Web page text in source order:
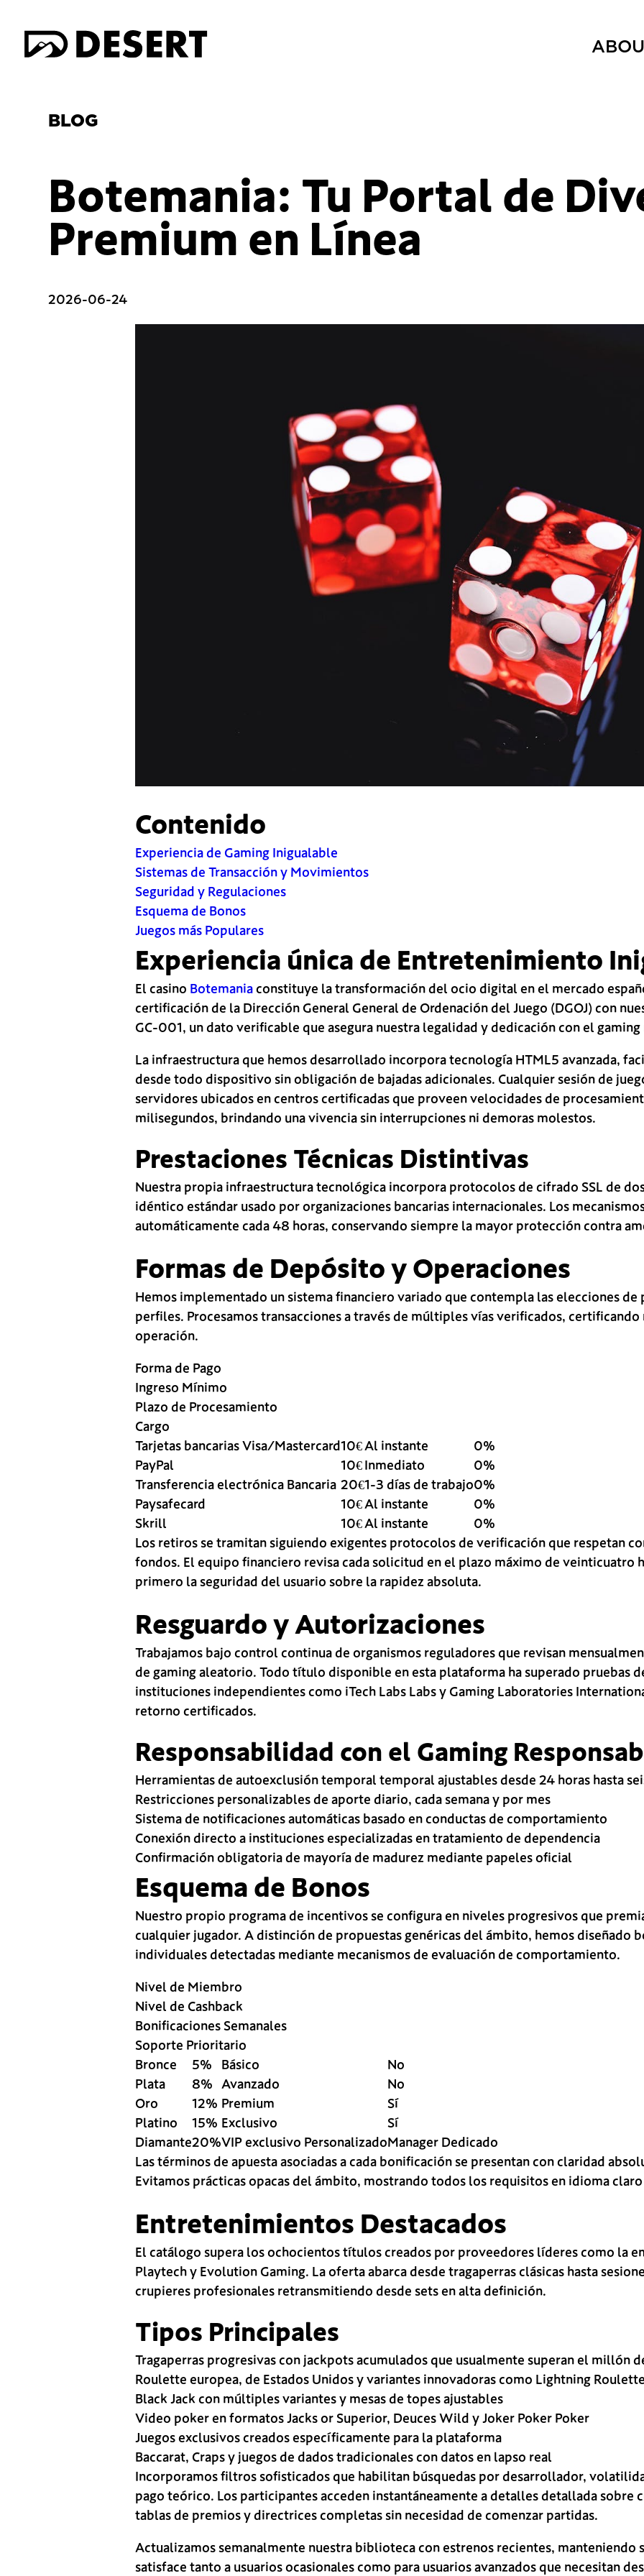
BLOG
Botemania: Tu Portal de
Premium en Línea
2026-06-24
Contenido
Experiencia de Gaming Inigualable
Sistemas de Transacción y Movimientos
Seguridad y Regulaciones
Esquema de Bonos
Juegos más Populares
Experiencia única de Entretenimiento
El casino Botemania constituye la transformación del ocio digital en el mercado
certificación de la Dirección General General de Ordenación del Juego (DGOJ) con
GC-001, un dato verificable que asegura nuestra legalidad y dedicación con el
La infraestructura que hemos desarrollado incorpora tecnología HTML5 avanzada,
desde todo dispositivo sin obligación de bajadas adicionales. Cualquier sesión de
servidores ubicados en centros certificadas que proveen velocidades de
milisegundos, brindando una vivencia sin interrupciones ni demoras molestos.
Prestaciones Técnicas Distintivas
Nuestra propia infraestructura tecnológica incorpora protocolos de cifrado SSL de
idéntico estándar usado por organizaciones bancarias internacionales. Los
automáticamente cada 48 horas, conservando siempre la mayor protección contra
Formas de Depósito y Operaciones
Hemos implementado un sistema financiero variado que contempla las elecciones
perfiles. Procesamos transacciones a través de múltiples vías verificados,
operación.
Forma de Pago
Ingreso Mínimo
Plazo de Procesamiento
Cargo
Tarjetas bancarias Visa/Mastercard10€ Al instante
0%
PayPal
10€ Inmediato
0%
Transferencia electrónica Bancaria 20€1-3 días de trabajo0%
Paysafecard
10€ Al instante
0%
Skrill
10€ Al instante
0%
Los retiros se tramitan siguiendo exigentes protocolos de verificación que respetan
fondos. El equipo financiero revisa cada solicitud en el plazo máximo de veinticuatro
primero la seguridad del usuario sobre la rapidez absoluta.
Resguardo y Autorizaciones
Trabajamos bajo control continua de organismos reguladores que revisan
de gaming aleatorio. Todo título disponible en esta plataforma ha superado pruebas
instituciones independientes como iTech Labs Labs y Gaming Laboratories
retorno certificados.
Responsabilidad con el Gaming
Herramientas de autoexclusión temporal temporal ajustables desde 24 horas hasta
Restricciones personalizables de aporte diario, cada semana y por mes
Sistema de notificaciones automáticas basado en conductas de comportamiento
Conexión directo a instituciones especializadas en tratamiento de dependencia
Confirmación obligatoria de mayoría de madurez mediante papeles oficial
Esquema de Bonos
Nuestro propio programa de incentivos se configura en niveles progresivos que
cualquier jugador. A distinción de propuestas genéricas del ámbito, hemos diseñado
individuales detectadas mediante mecanismos de evaluación de comportamiento.
Nivel de Miembro
Nivel de Cashback
Bonificaciones Semanales
Soporte Prioritario
Bronce
5% Básico
No
Plata
8% Avanzado
No
Oro
12% Premium
Sí
Platino
15% Exclusivo
Sí
Diamante20%VIP exclusivo PersonalizadoManager Dedicado
Las términos de apuesta asociadas a cada bonificación se presentan con claridad
Evitamos prácticas opacas del ámbito, mostrando todos los requisitos en idioma
Entretenimientos Destacados
El catálogo supera los ochocientos títulos creados por proveedores líderes como la
Playtech y Evolution Gaming. La oferta abarca desde tragaperras clásicas hasta
crupieres profesionales retransmitiendo desde sets en alta definición.
Tipos Principales
Tragaperras progresivas con jackpots acumulados que usualmente superan el millón
Roulette europea, de Estados Unidos y variantes innovadoras como Lightning Roulette
Black Jack con múltiples variantes y mesas de topes ajustables
Video poker en formatos Jacks or Superior, Deuces Wild y Joker Poker Poker
Juegos exclusivos creados específicamente para la plataforma
Baccarat, Craps y juegos de dados tradicionales con datos en lapso real
Incorporamos filtros sofisticados que habilitan búsquedas por desarrollador,
pago teórico. Los participantes acceden instantáneamente a detalles detallada sobre
tablas de premios y directrices completas sin necesidad de comenzar partidas.
Actualizamos semanalmente nuestra biblioteca con estrenos recientes, manteniendo
satisface tanto a usuarios ocasionales como para usuarios avanzados que necesitan